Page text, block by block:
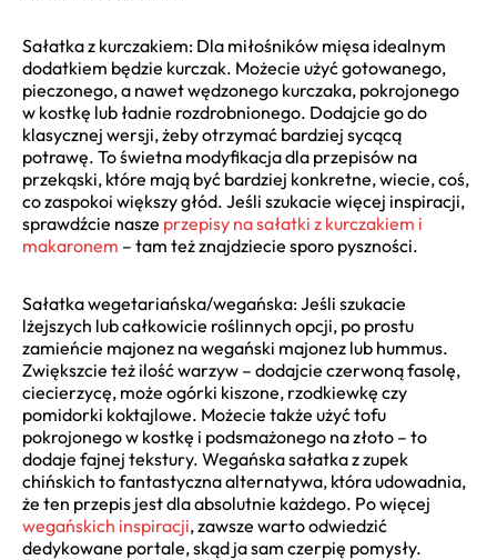
Sałatka z kurczakiem: Dla miłośników mięsa idealnym
dodatkiem będzie kurczak. Możecie użyć gotowanego,
pieczonego, a nawet wędzonego kurczaka, pokrojonego
w kostkę lub ładnie rozdrobnionego. Dodajcie go do
klasycznej wersji, żeby otrzymać bardziej sycącą
potrawę. To świetna modyfikacja dla przepisów na
przekąski, które mają być bardziej konkretne, wiecie, coś,
co zaspokoi większy głód. Jeśli szukacie więcej inspiracji,
sprawdźcie nasze przepisy na sałatki z kurczakiem i
makaronem – tam też znajdziecie sporo pyszności.
Sałatka wegetariańska/wegańska: Jeśli szukacie
lżejszych lub całkowicie roślinnych opcji, po prostu
zamieńcie majonez na wegański majonez lub hummus.
Zwiększcie też ilość warzyw – dodajcie czerwoną fasolę,
ciecierzycę, może ogórki kiszone, rzodkiewkę czy
pomidorki koktajlowe. Możecie także użyć tofu
pokrojonego w kostkę i podsmażonego na złoto – to
dodaje fajnej tekstury. Wegańska sałatka z zupek
chińskich to fantastyczna alternatywa, która udowadnia,
że ten przepis jest dla absolutnie każdego. Po więcej
wegańskich inspiracji, zawsze warto odwiedzić
dedykowane portale, skąd ja sam czerpię pomysły.